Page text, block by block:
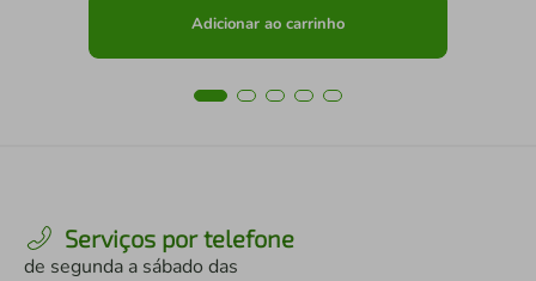
Adicionar ao carrinho
Serviços por telefone
de segunda a sábado das